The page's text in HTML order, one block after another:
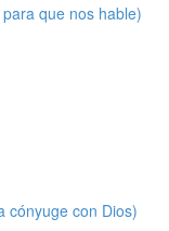
que nos hable)
cónyuge con Dios)